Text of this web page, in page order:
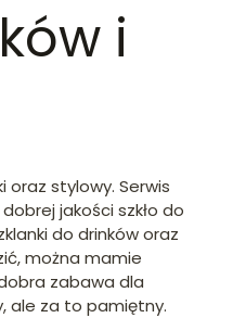
i
stylowy. Serwis
jakości szkło do
do drinków oraz
można mamie
zabawa dla
ale za to pamiętny.